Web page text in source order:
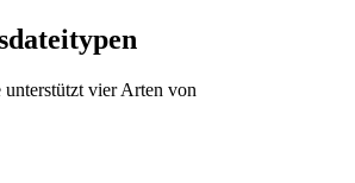
vier Arten von